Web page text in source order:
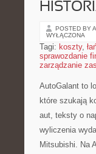
POSTED BY
WYŁĄCZONA
Tagi: koszty,
sprawozdanie
zarządzanie
AutoGalant to
które szukają
aut, teksty o
wyliczenia
Mitsubishi. Na